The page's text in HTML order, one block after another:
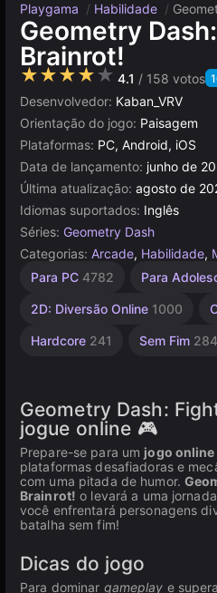
Playgama / Habilidade /
Geometry
Brainrot!
★★★★★ 4.1 / 158 votos
Desenvolvedor: Kaban_VRV
Orientação do jogo: Paisagem
Plataformas: PC, Android, iOS
Data de lançamento: junho de
Última atualização: agosto de
Idiomas suportados: Inglês
Séries: Geometry Dash
Categorias: Arcade, Habilidade,
Para PC 4782 Para
2D: Diversão Online 1000
Hardcore 241 Sem Fim
Desafiadores
Agilidade
Mesa e
5173
Geometria
Pixel
Navegador
Animais
Italianos
Geometry Dash:
jogue online 🎮
Prepare-se para um jogo online
plataformas desafiadoras e
com uma pitada de humor.
Brainrot! o levará a uma
você enfrentará personagens
batalha sem fim!
Dicas do jogo
Para dominar gameplay e